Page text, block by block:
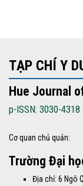
TẠP CHÍ Y
Hue Journal
p-ISSN: 3030-4318
Cơ quan chủ quản:
Trường Đại
Địa chỉ: 6 Ngô